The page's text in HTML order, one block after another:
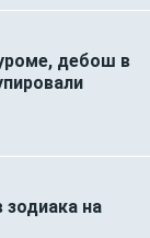
дебош в
зодиака на